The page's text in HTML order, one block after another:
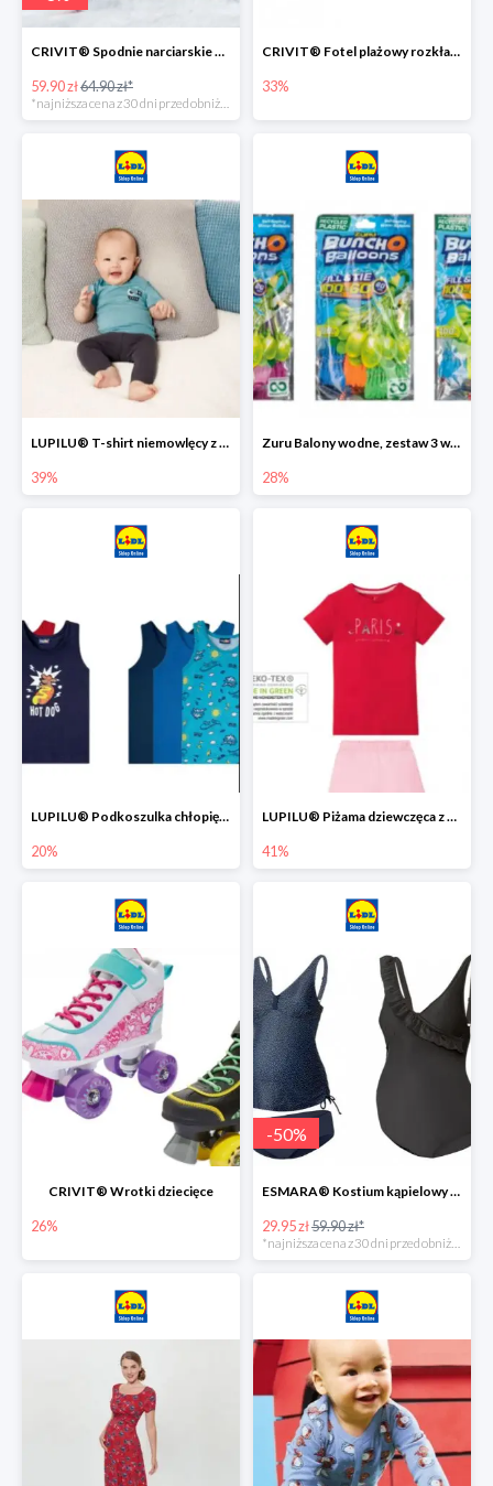
CRIVIT® Spodnie narciarskie dziewczęce
59.90 zł64.90 zł*
*najniższa cena z 30 dni przed obniżką
CRIVIT® Fotel plażowy rozkładany / Brodzik dziecięcy
33%
LUPILU® T-shirt niemowlęcy z biobawełny -39%
39%
Zuru Balony wodne, zestaw 3 wiązek -28%
28%
LUPILU® Podkoszulka chłopięca z bawełny -20%
20%
LUPILU® Piżama dziewczęca z bawełny -41%
41%
CRIVIT® Wrotki dziecięce
26%
-50%
ESMARA® Kostium kąpielowy ciążowy lub tankini ciążowe -50%
29.95 zł59.90 zł*